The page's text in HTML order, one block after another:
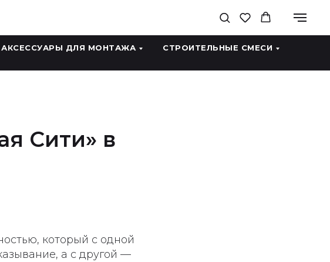
АКСЕССУАРЫ ДЛЯ МОНТАЖА
СТРОИТЕЛЬНЫЕ СМЕСИ
Сити» в
который с одной
а с другой —